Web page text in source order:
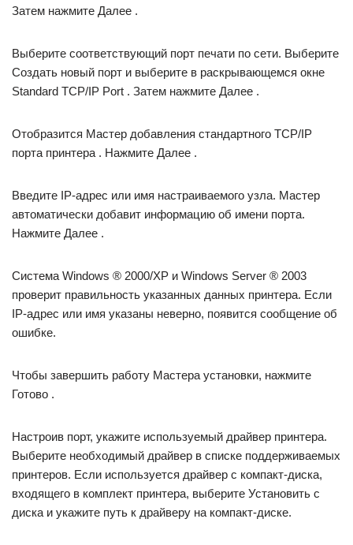
Затем нажмите Далее .
Выберите соответствующий порт печати по сети. Выберите
Создать новый порт и выберите в раскрывающемся окне
Standard TCP/IP Port . Затем нажмите Далее .
Отобразится Мастер добавления стандартного TCP/IP
порта принтера . Нажмите Далее .
Введите IP-адрес или имя настраиваемого узла. Мастер
автоматически добавит информацию об имени порта.
Нажмите Далее .
Система Windows ® 2000/XP и Windows Server ® 2003
проверит правильность указанных данных принтера. Если
IP-адрес или имя указаны неверно, появится сообщение об
ошибке.
Чтобы завершить работу Мастера установки, нажмите
Готово .
Настроив порт, укажите используемый драйвер принтера.
Выберите необходимый драйвер в списке поддерживаемых
принтеров. Если используется драйвер с компакт-диска,
входящего в комплект принтера, выберите Установить с
диска и укажите путь к драйверу на компакт-диске.